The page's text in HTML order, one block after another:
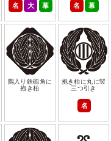
名 大 幕 名 幕
隅入り鉄砲角に
抱き柏
抱き柏に丸に竪
三つ引き
名